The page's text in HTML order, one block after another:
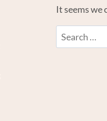
It seems we
Search
for: